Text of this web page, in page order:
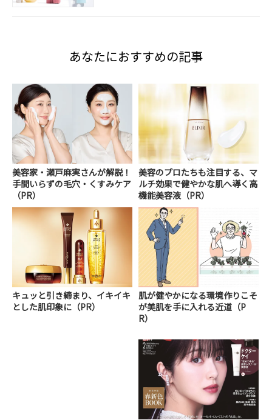
あなたにおすすめの記事
美容家・瀬戸麻実さんが解説！
手間いらずの毛穴・くすみケア
（PR）
美容のプロたちも注目する、マ
ルチ効果で健やかな肌へ導く高
機能美容液（PR）
キュッと引き締まり、イキイキ
とした肌印象に（PR）
肌が健やかになる環境作りこそ
が美肌を手に入れる近道（P
R）